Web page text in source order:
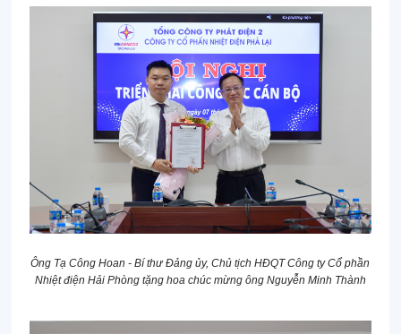
Ông Tạ Công Hoan - Bí thư Đảng ủy, Chủ tịch HĐQT Công ty Cổ phần
Nhiệt điện Hải Phòng tặng hoa chúc mừng ông Nguyễn Minh Thành